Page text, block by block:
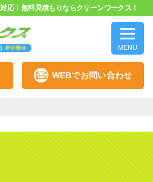
応！無料見積もりならクリーンワークス！
MENU
WEBでお問い合わせ